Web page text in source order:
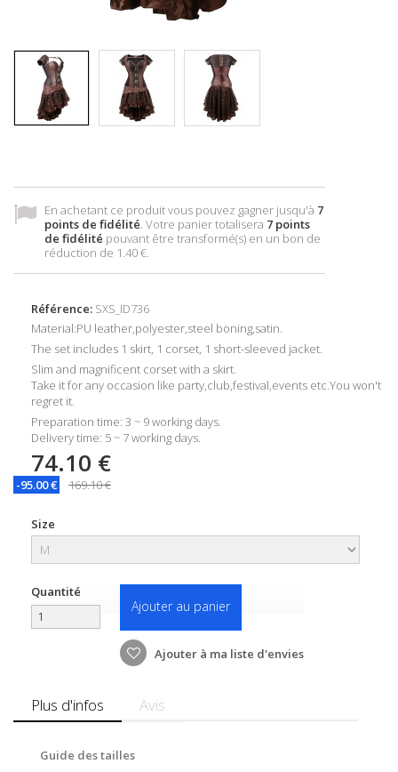
En achetant ce produit vous pouvez gagner jusqu'à 7
points de fidélité . Votre panier totalisera 7 points
de fidélité pouvant être transformé(s) en un bon de
réduction de 1.40 €
Référence: SXS_ID736
Material:PU leather,polyester,steel boning,satin.
The set includes 1 skirt, 1 corset, 1 short-sleeved jacket.
Slim and magnificent corset with a skirt.
Take it for any occasion like party,club,festival,events etc.You won't
regret it.
Preparation time: 3 ~ 9 working days.
Delivery time: 5 ~ 7 working days.
74.10 €
-95.00 € 169.10 €
Size
Quantité
Ajouter au panier
Ajouter à ma liste d'envies
Plus d'infos Avis
Guide des tailles